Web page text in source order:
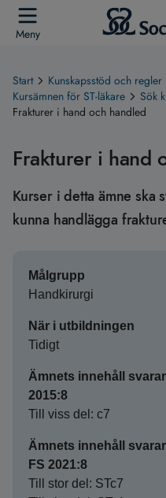
Meny
Start Kunskapsstöd och regler
Kursämnen för ST-läkare
Sök
Frakturer i hand och handled
Frakturer i hand
Kurser i detta ämne ska
kunna handlägga
Målgrupp
Handkirurgi
När i utbildningen
Tidigt
Ämnets innehåll
2015:8
Till viss del: c7
Ämnets innehåll
FS 2021:8
Till stor del: STc7